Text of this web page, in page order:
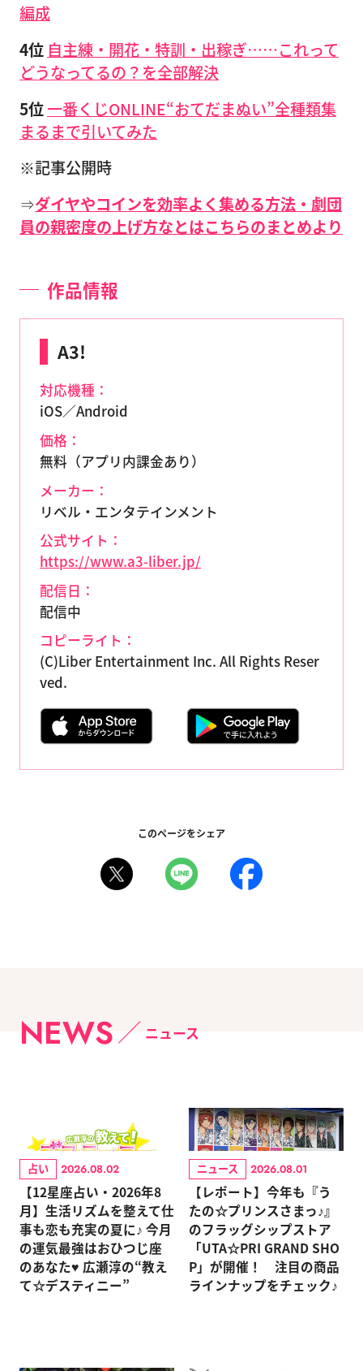
編成
4位 自主練・開花・特訓・出稼ぎ……これって
どうなってるの？を全部解決
5位一番くじONLINE“おてだまぬい”全種類集
まるまで引いてみた
※記事公開時
⇒ダイヤやコインを効率よく集める方法・劇団
員の親密度の上げ方なとはこちらのまとめより
作品情報
A3!
対応機種：
iOS／Android
価格：
無料（アプリ内課金あり）
メーカー：
リベル・エンタテインメント
公式サイト：
https://www.a3-liber.jp/
配信日：
配信中
コピーライト：
(C)Liber Entertainment Inc. All Rights Reser
ved.
このページをシェア
NEWS ニュース
占い 2026.08.02
【12星座占い・2026年8
月】生活リズムを整えて仕
事も恋も充実の夏に♪ 今月
の運気最強はおひつじ座
のあなた♥ 広瀬淳の“教え
て☆デスティニー”
ニュース 2026.08.01
【レポート】今年も『う
たの☆プリンスさまっ♪』
のフラッグシップストア
「UTA☆PRI GRAND SHO
P」が開催！ 注目の商品
ラインナップをチェック♪